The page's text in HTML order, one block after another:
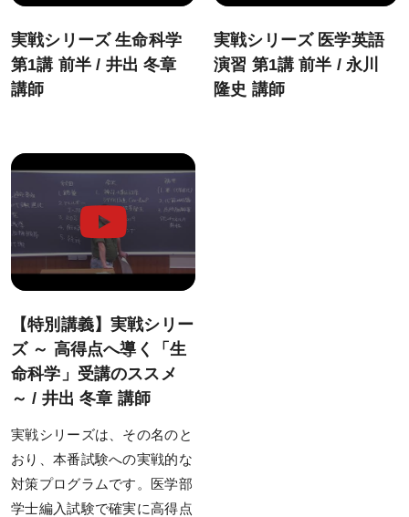
KALSを知る
資料請求／
デジタルパンフレット
講師紹介
校舎ポータルサイト
KALSメディア
よくある質問
お問い合わせ
KALSをはじめる
受講までの流れ
ガイダンス情報
実戦シリーズ 生命科学
第1講 前半 / 井出 冬章
講師
実戦シリーズ 医学英語
演習 第1講 前半 / 永川
隆史 講師
【特別講義】実戦シリー
ズ ～ 高得点へ導く「生
命科学」受講のススメ
～ / 井出 冬章 講師
実戦シリーズは、その名のと
おり、本番試験への実戦的な
対策プログラムです。医学部
学士編入試験で確実に高得点